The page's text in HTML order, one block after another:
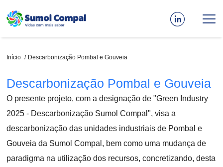
para
principal
Navegação
Início Descarbonização Pombal e Gouveia
Descarbonização Pombal e Gouveia
O presente projeto, com a designação de "Green Industry
2025 - Descarbonização Sumol Compal", visa a
descarbonização das unidades industriais de Pombal e
Gouveia da Sumol Compal, bem como uma mudança de
paradigma na utilização dos recursos, concretizando, desta